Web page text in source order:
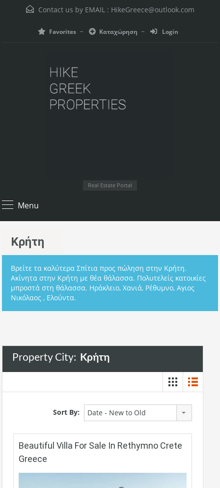
Contact us by EMAIL : HikeGreece@outlook.com
Favorites Καταχώρηση Login
Real Estate Portal
Menu
Κρήτη
Βρείτε τα καλύτερα Σπίτια προς πώληση στην Κρήτη.
Ακίνητα στην Κρήτη με θέα θάλασσα. Πολυτελείς κατοικίες
μπροστά στη θάλασσα. Ηράκλειο, Χανιά, Ρέθυμνο, Αγιος
Νικόλαος , Ελούντα.
Property City: Κρήτη
Sort By: Date - New to Old
Beautiful Villa For Sale In Rethymno Crete
Greece